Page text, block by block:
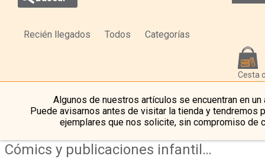
Recién llegados Todos Categorías
Cesta
Algunos de nuestros artículos se encuentran en un
Puede avisarnos antes de visitar la tienda y tendremos
ejemplares que nos solicite, sin compromiso de
Cómics y publicaciones infantiles antiguas